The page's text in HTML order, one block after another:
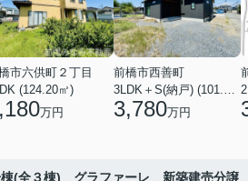
市六供町２丁目
(124.20㎡)
万円
前橋市西善町
3,780万円
(全３棟) グラファーレ 新築建売分譲